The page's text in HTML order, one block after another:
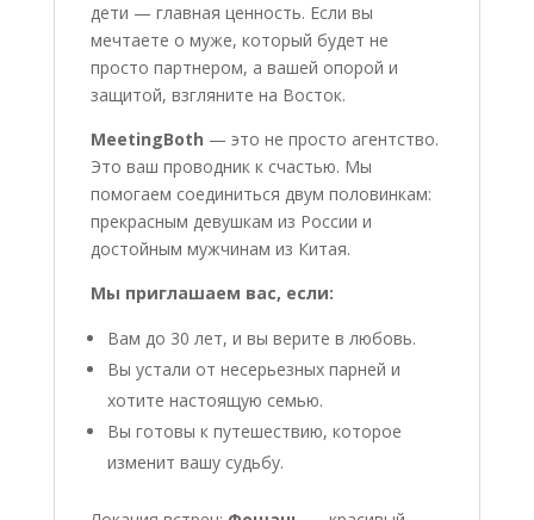
дети — главная ценность. Если вы
мечтаете о муже, который будет не
просто партнером, а вашей опорой и
защитой, взгляните на Восток.
MeetingBoth — это не просто агентство.
Это ваш проводник к счастью. Мы
помогаем соединиться двум половинкам:
прекрасным девушкам из России и
достойным мужчинам из Китая.
Мы приглашаем вас, если:
Вам до 30 лет, и вы верите в любовь.
Вы устали от несерьезных парней и
хотите настоящую семью.
Вы готовы к путешествию, которое
изменит вашу судьбу.